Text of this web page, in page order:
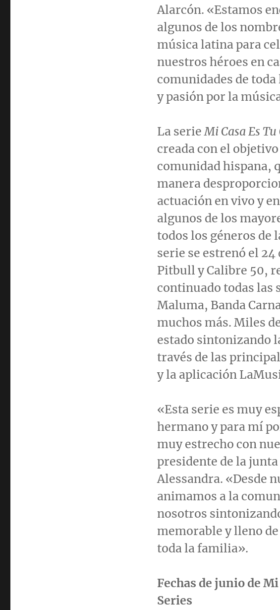
Alarcón. «Estamos
algunos de los
música latina para
nuestros héroes en
comunidades de
y pasión por la
La serieMi Casa Es
creada con el
comunidad hispana,
manera
actuación en vivo y
algunos de los
todos los géneros de
serie se estrenó el
Pitbull y Calibre 50,
continuado todas las
Maluma, Banda
muchos más. Miles
estado sintonizando
través de las
y la aplicación
«Esta serie es muy
hermano y para mí
muy estrecho con
presidente de la
Alessandra. «Desde
animamos a la
nosotros
memorable y lleno
toda la familia».
Fechas de junio de
Series